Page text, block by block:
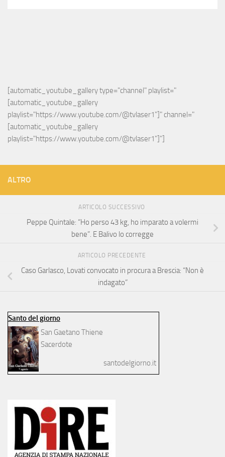
[automatic_youtube_gallery type="channel" playlist="
[automatic_youtube_gallery
playlist="https://www.youtube.com/@tvlaser1"]" channel="
[automatic_youtube_gallery
playlist="https://www.youtube.com/@tvlaser1"]"]
ALTRO
ARTICOLO SUCCESSIVO
Peppe Quintale: “Ho perso 43 kg, ho imparato a volermi
bene”. E Balivo lo corregge
ARTICOLO PRECEDENTE
Caso Garlasco, Lovati convocato in procura a Brescia: “Non è
indagato”
Santo del giorno
San Gaetano Thiene
Sacerdote
santodelgiorno.it